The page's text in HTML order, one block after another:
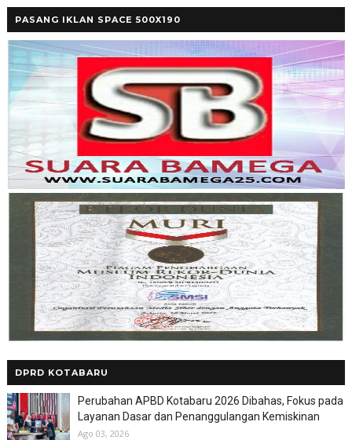
PASANG IKLAN SPACE 500X190
DPRD KOTABARU
Perubahan APBD Kotabaru 2026 Dibahas, Fokus pada
Layanan Dasar dan Penanggulangan Kemiskinan
Ago 03, 2026